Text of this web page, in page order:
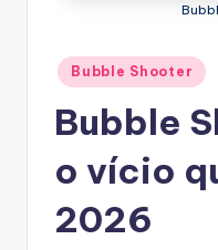
Posted
in
Bubble Shooter
Bubble
o vício
2026